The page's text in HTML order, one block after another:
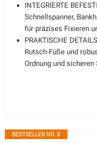
INTEGRIERTE
Schnellspanner,
für präzises Fixieren
PRAKTISCHE
Rutsch-Füße und
Ordnung und
BESTSELLER NR. 8